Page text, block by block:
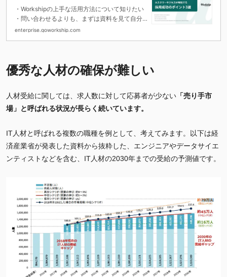
・Workshipの上手な活用方法について知りたい
・問い合わせるよりも、まずは資料を見て自分
で理解を進めたい
enterprise.goworkship.com
優秀な人材の確保が難しい
人材受給に関しては、求人数に対して応募者が少ない 「売り手市
場」と呼ばれる状況が長らく続いています。
IT人材と呼ばれる複数の職種を例として、考えてみます。以下は経
済産業省が発表した資料から抜粋した、エンジニアやデータサイエ
ンティストなどを含む、IT人材の2030年までの受給の予測値です。